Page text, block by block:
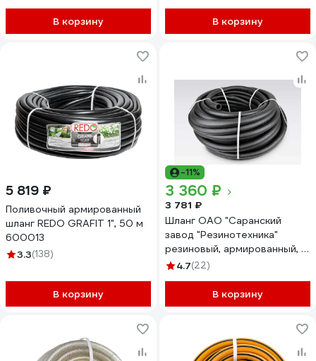
В корзину В корзину
5 819 ₽
Поливочный армированный
шланг REDO GRAFIT 1", 50 м
600013
3.3(138)
В корзину
-11%
3 360 ₽
3 781 ₽
Шланг ОАО "Саранский
завод "Резинотехника"
резиновый, армированный, д.
25мм 4 Атм СзРТ (рукав)
0,4-В 20м
4.7(22)
В корзину